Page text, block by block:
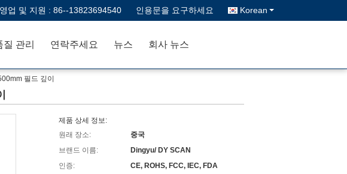
영업 및 지원 : 86--13823694540 인용문을 요구하세요 Korean
질 관리 연락주세요 뉴스 회사 뉴스
필드 깊이
제품 상세 정보:
원래 장소:
중국
브랜드 이름:
Dingyu/ DY SCAN
인증:
CE, ROHS, FCC, IEC, FDA